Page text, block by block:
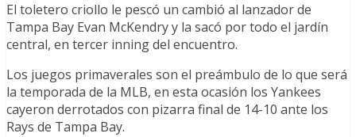
El toletero criollo le pescó un cambió al lanzador de
Tampa Bay Evan McKendry y la sacó por todo el jardín
central, en tercer inning del encuentro.
Los juegos primaverales son el preámbulo de lo que será
la temporada de la MLB, en esta ocasión los Yankees
cayeron derrotados con pizarra final de 14-10 ante los
Rays de Tampa Bay.